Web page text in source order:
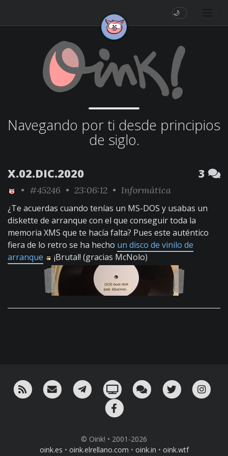
🌙
Navegando por ti desde principios
de siglo.
X.02.DIC.2020 3
• #45246 • 23:06:12 • Informática
¿Te acuerdas cuando tenías un MS-DOS y usabas un
diskette de arranque con el que conseguir toda la
memoria XMS que te hacía falta? Pues este auténtico
fiera de lo retro se ha hecho un disco de vinilo de
arranque
¡Brutal! (gracias McNolo)
RSS ¡Mándame un email!¡Nuestro canal en Telegram!
Oink! TV Charla con nosotros
Twitter
© Oink! • 2001-2026
oink.es • oink.elrellano.com • oink.in • oink.wtf